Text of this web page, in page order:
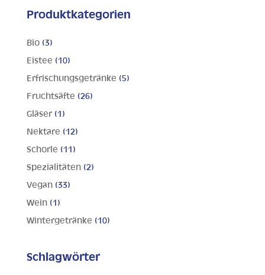
Produktkategorien
Bio (3)
Eistee (10)
Erfrischungsgetränke (5)
Fruchtsäfte (26)
Gläser (1)
Nektare (12)
Schorle (11)
Spezialitäten (2)
Vegan (33)
Wein (1)
Wintergetränke (10)
Schlagwörter